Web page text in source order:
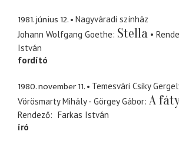
1981. június 12.
Nagyváradi színház
Johann Wolfgang Goethe Stella
István
fordító
1980. november 11.
Temesvári Csiky
Vörösmarty Mihály - Görgey Gábor A
Rendező
Farkas István
író